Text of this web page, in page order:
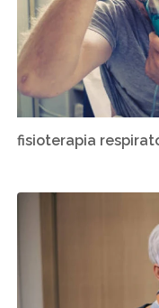
fisioterapia